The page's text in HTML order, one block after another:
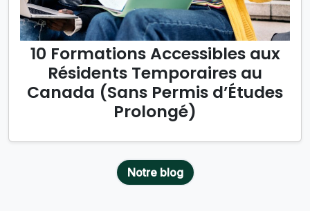
10 Formations Accessibles aux
Résidents Temporaires au
Canada (Sans Permis d’Études
Prolongé)
Notre blog